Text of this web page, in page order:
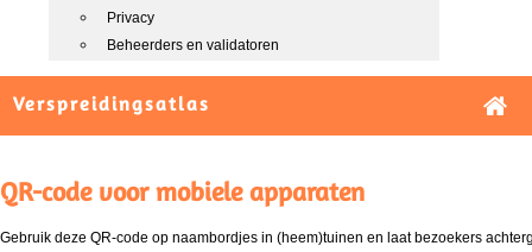
Privacy
Beheerders en validatoren
Verspreidingsatlas
QR-code voor mobiele apparaten
Gebruik deze QR-code op naambordjes in (heem)tuinen en laat bezoekers